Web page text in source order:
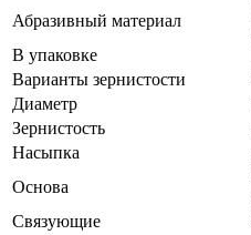
Абразивный материал
В упаковке
Варианты зернистости
Диаметр
Зернистость
Насыпка
Основа
Связующие